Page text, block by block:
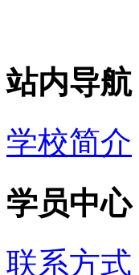
站内导航
学校简介
学员中心
联系方式